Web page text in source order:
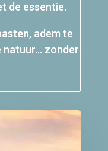
de essentie.
, adem te
natuur… zonder